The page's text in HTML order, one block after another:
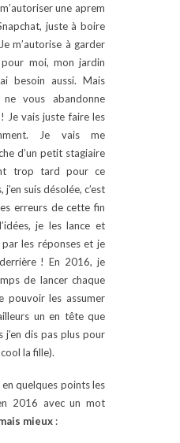
une aprem
juste à boire
m’autorise à garder
moi, mon jardin
besoin aussi. Mais
vous abandonne
Je vais juste faire les
Je vais me
d’un petit stagiaire
trop tard pour ce
suis désolée, c’est
erreurs de cette fin
je les lance et
les réponses et je
! En 2016, je
de lancer chaque
pouvoir les assumer
un en tête que
dis pas plus pour
la fille).
quelques points les
2016 avec un mot
mieux :